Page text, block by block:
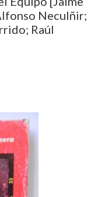
Neculñir;
Raúl